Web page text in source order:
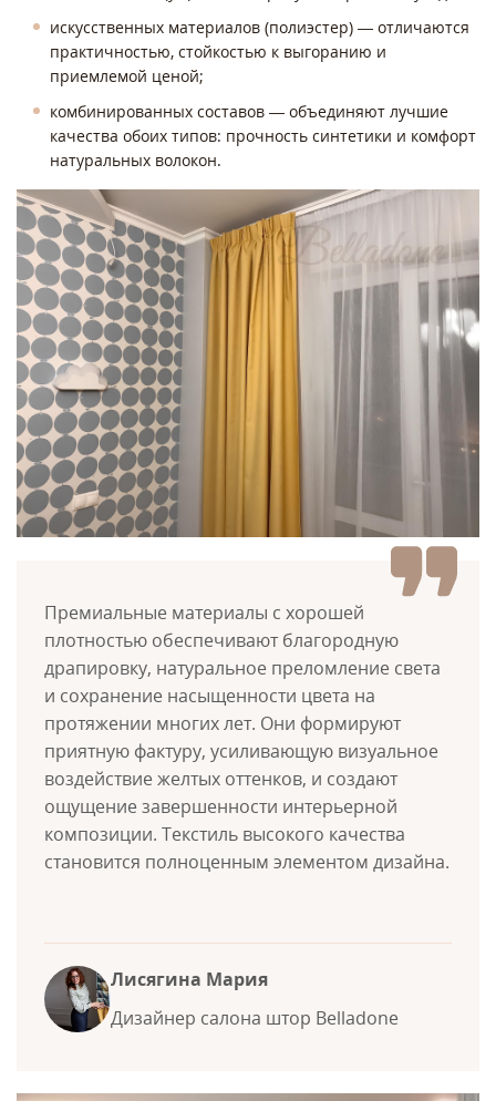
искусственных материалов (полиэстер) — отличаются
практичностью, стойкостью к выгоранию и
приемлемой ценой;
комбинированных составов — объединяют лучшие
качества обоих типов: прочность синтетики и комфорт
натуральных волокон.
Лисягина Мария
Дизайнер салона штор Belladone
Премиальные материалы с хорошей
плотностью обеспечивают благородную
драпировку, натуральное преломление света
и сохранение насыщенности цвета на
протяжении многих лет. Они формируют
приятную фактуру, усиливающую визуальное
воздействие желтых оттенков, и создают
ощущение завершенности интерьерной
композиции. Текстиль высокого качества
становится полноценным элементом дизайна.